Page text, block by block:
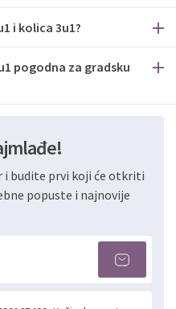
i kolica 3u1?
pogodna za gradsku
i budite prvi koji će otkriti
popuste i najnovije